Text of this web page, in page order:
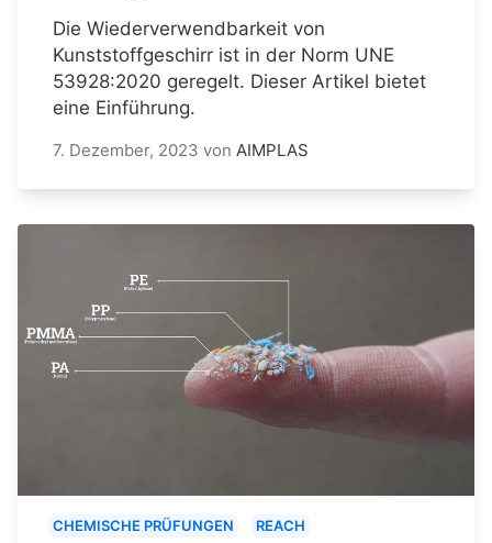
Die Wiederverwendbarkeit von
Kunststoffgeschirr ist in der Norm UNE
53928:2020 geregelt. Dieser Artikel bietet
eine Einführung.
7. Dezember, 2023 von AIMPLAS
CHEMISCHE PRÜFUNGEN
REACH